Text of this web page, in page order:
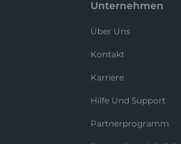
Unternehmen
Über Uns
Kontakt
Karriere
Hilfe Und Support
Partnerprogramm